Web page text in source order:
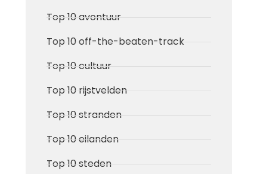
Top 10 avontuur
Top 10 off-the-beaten-track
Top 10 cultuur
Top 10 rijstvelden
Top 10 stranden
Top 10 eilanden
Top 10 steden